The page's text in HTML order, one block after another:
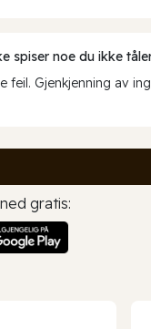
spiser noe du ikke
Gjenkjenning av
gratis: